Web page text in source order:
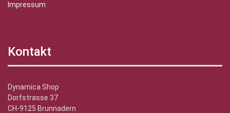
Impressum
Kontakt
Dynamica Shop
Dorfstrasse 37
CH-9125 Brunnadern